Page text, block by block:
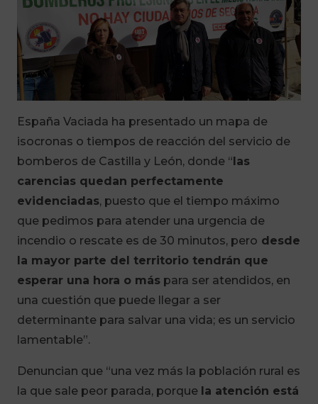
España Vaciada ha presentado un mapa de
isocronas o tiempos de reacción del servicio de
bomberos de Castilla y León, donde “las
carencias quedan perfectamente
evidenciadas, puesto que el tiempo máximo
que pedimos para atender una urgencia de
incendio o rescate es de 30 minutos, pero desde
la mayor parte del territorio tendrán que
esperar una hora o más para ser atendidos, en
una cuestión que puede llegar a ser
determinante para salvar una vida; es un servicio
lamentable”.
Denuncian que “una vez más la población rural es
la que sale peor parada, porque la atención está